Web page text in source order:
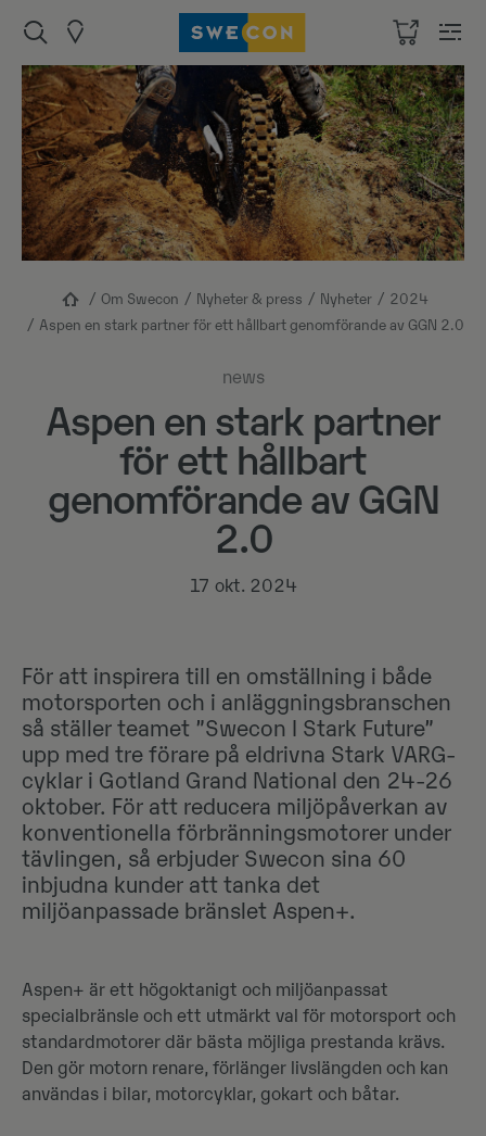
Om Swecon Nyheter & press Nyheter
2024
Aspen en stark partner för ett hållbart genomförande av GGN 2.0
news
Aspen en stark partner
för ett hållbart
genomförande av GGN
2.0
17 okt. 2024
För att inspirera till en omställning i både
motorsporten och i anläggningsbranschen
så ställer teamet ”Swecon I Stark Future”
upp med tre förare på eldrivna Stark VARG-
cyklar i Gotland Grand National den 24-26
oktober. För att reducera miljöpåverkan av
konventionella förbränningsmotorer under
tävlingen, så erbjuder Swecon sina 60
inbjudna kunder att tanka det
miljöanpassade bränslet Aspen+.
Aspen+ är ett högoktanigt och miljöanpassat
specialbränsle och ett utmärkt val för motorsport och
standardmotorer där bästa möjliga prestanda krävs.
Den gör motorn renare, förlänger livslängden och kan
användas i bilar, motorcyklar, gokart och båtar.